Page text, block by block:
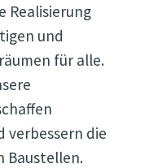
Realisierung
und
für alle.
die
Baustellen.